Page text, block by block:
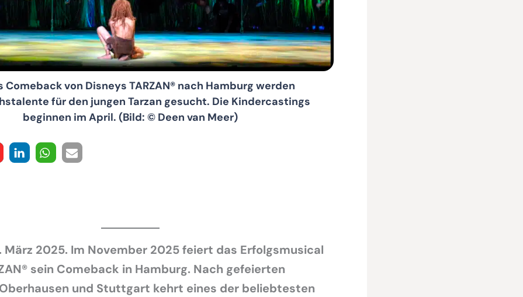
Comeback von Disneys TARZAN® nach Hamburg werden
für den jungen Tarzan gesucht. Die Kindercastings
beginnen im April. (Bild: © Deen van Meer)
März 2025. Im November 2025 feiert das Erfolgsmusical
sein Comeback in Hamburg. Nach gefeierten
und Stuttgart kehrt eines der beliebtesten